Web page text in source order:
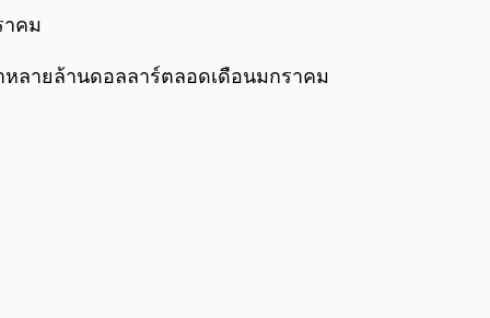
าคม
หลายล้านดอลลาร์ตลอดเดือนมกราคม